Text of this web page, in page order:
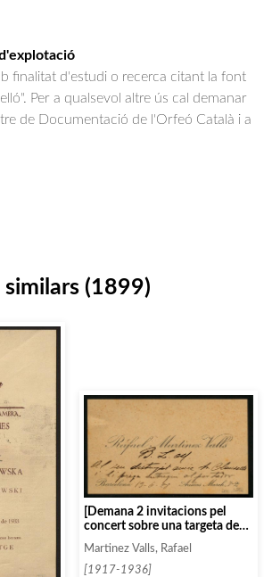
finalitat d'estudi o recerca citant la font
Per a qualsevol altre ús cal demanar
de Documentació de l'Orfeó Català i a
similars (1899)
[Demana 2 invitacions pel
concert sobre una targeta de
visita]
Martinez Valls, Rafael
[1917-1936]